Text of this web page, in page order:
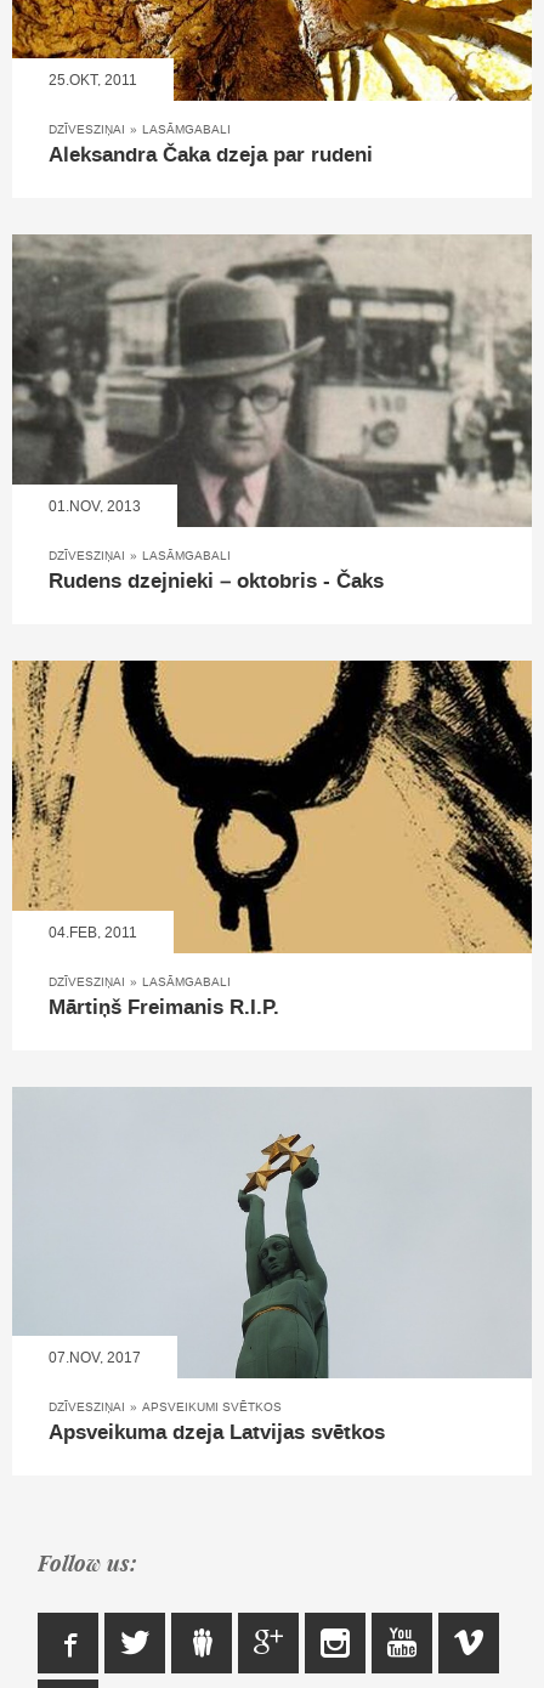
25.OKT, 2011
DZĪVESZIŅAI » LASĀMGABALI
Aleksandra Čaka dzeja par rudeni
01.NOV, 2013
DZĪVESZIŅAI » LASĀMGABALI
Rudens dzejnieki – oktobris - Čaks
04.FEB, 2011
DZĪVESZIŅAI » LASĀMGABALI
Mārtiņš Freimanis R.I.P.
07.NOV, 2017
DZĪVESZIŅAI » APSVEIKUMI SVĒTKOS
Apsveikuma dzeja Latvijas svētkos
Follow us: